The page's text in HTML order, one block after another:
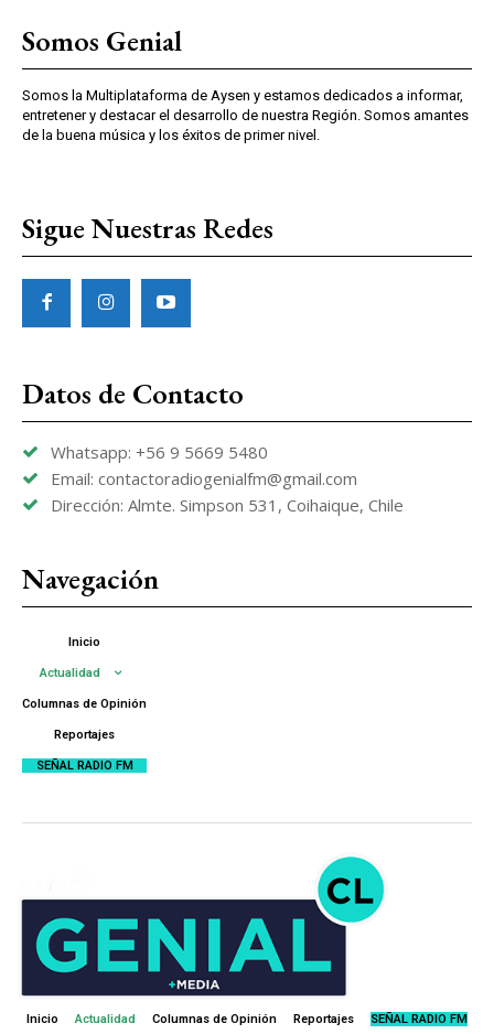
Somos Genial
Somos la Multiplataforma de Aysen y estamos dedicados a informar,
entretener y destacar el desarrollo de nuestra Región. Somos amantes
de la buena música y los éxitos de primer nivel.
Sigue Nuestras Redes
Datos de Contacto
Whatsapp: +56 9 5669 5480
Email: contactoradiogenialfm@gmail.com
Dirección: Almte. Simpson 531, Coihaique, Chile
Navegación
Inicio
Actualidad
Columnas de Opinión
Reportajes
SEÑAL RADIO FM
Inicio Actualidad Columnas de Opinión Reportajes SEÑAL RADIO FM